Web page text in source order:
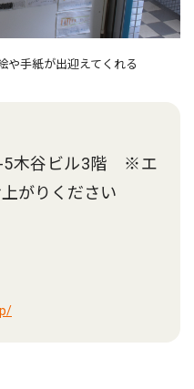
や手紙が出迎えてくれる
5木谷ビル3階 ※エ
がりください